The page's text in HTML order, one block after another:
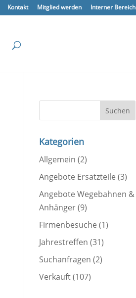
Kontakt Mitglied werden Interner Bereich
Kategorien
Allgemein (2)
Angebote Ersatzteile (3)
Angebote Wegebahnen &
Anhänger(9)
Firmenbesuche (1)
Jahrestreffen (31)
Suchanfragen (2)
Verkauft(107)